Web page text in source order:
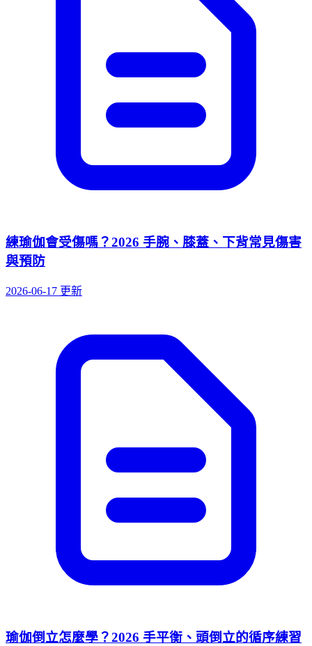
練瑜伽會受傷嗎？2026 手腕、膝蓋、下背常見傷害
與預防
2026-06-17 更新
瑜伽倒立怎麼學？2026 手平衡、頭倒立的循序練習